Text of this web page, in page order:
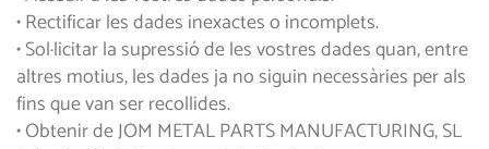
• Rectificar les dades inexactes o incomplets.
• Sol·licitar la supressió de les vostres dades quan, entre
altres motius, les dades ja no siguin necessàries per als
fins que van ser recollides.
• Obtenir de JOM METAL PARTS MANUFACTURING, SL